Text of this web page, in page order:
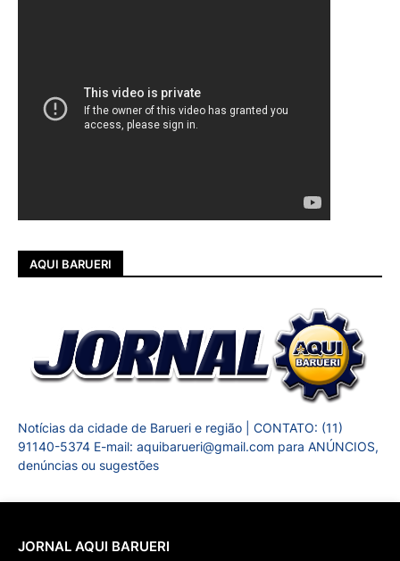
AQUI BARUERI
Notícias da cidade de Barueri e região | CONTATO: (11)
91140-5374 E-mail: aquibarueri@gmail.com para ANÚNCIOS,
denúncias ou sugestões
JORNAL AQUI BARUERI